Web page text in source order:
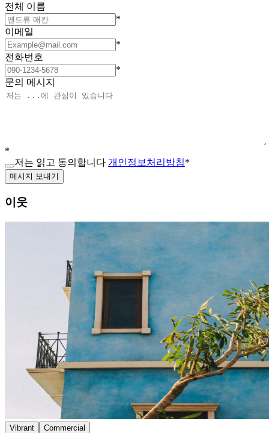
전체 이름
*
이메일
*
전화번호
*
문의 메시지
*
저는 읽고 동의합니다 개인정보처리방침*
메시지 보내기
이웃
Vibrant Commercial